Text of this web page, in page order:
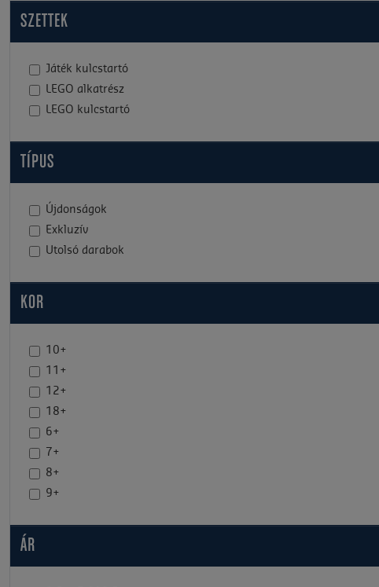
SZETTEK
Játék kulcstartó
LEGO alkatrész
LEGO kulcstartó
TÍPUS
Újdonságok
Exkluzív
Utolsó darabok
KOR
10+
11+
12+
18+
6+
7+
8+
9+
ÁR